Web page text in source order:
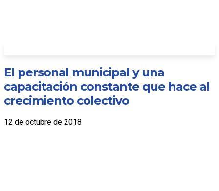
El personal municipal y una
capacitación constante que hace al
crecimiento colectivo
12 de octubre de 2018